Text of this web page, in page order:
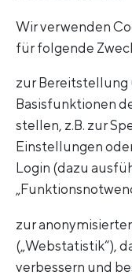
Wir verwenden
für folgende
zur Bereitstellung
Basisfunktionen
stellen, z.B. zur
Einstellungen
Login (dazu
zur
(„Webstatistik“),
verbessern und